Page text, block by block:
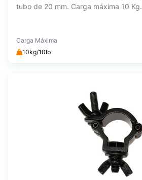
tubo de 20 mm. Carga máxima 10 Kg.
Carga Máxima
10kg/10lb